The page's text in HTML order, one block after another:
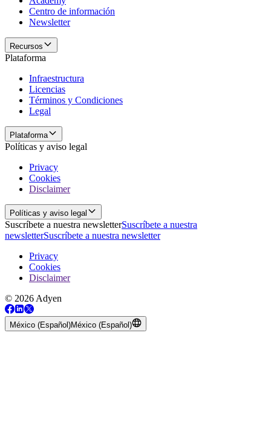
Centro de información
Newsletter
Recursos
Plataforma
Infraestructura
Licencias
Términos y Condiciones
Legal
Plataforma
Políticas y aviso legal
Privacy
Cookies
Disclaimer
Políticas y aviso legal
Suscríbete a nuestra newsletterSuscríbete a nuestra
newsletterSuscríbete a nuestra newsletter
Privacy
Cookies
Disclaimer
© 2026 Adyen
México (Español)México (Español)